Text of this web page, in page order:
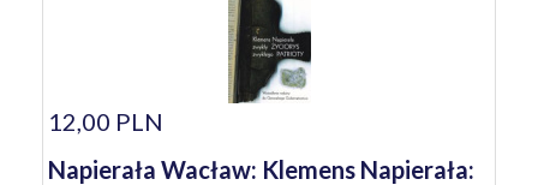
12,00 PLN
Napierała Wacław: Klemens Napierała: